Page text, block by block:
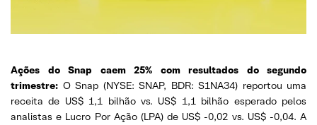
Ações do Snap caem 25% com resultados do segundo
trimestre: O Snap (NYSE: SNAP, BDR: S1NA34) reportou uma
receita de US$ 1,1 bilhão vs. US$ 1,1 bilhão esperado pelos
analistas e Lucro Por Ação (LPA) de US$ -0,02 vs. US$ -0,04. A